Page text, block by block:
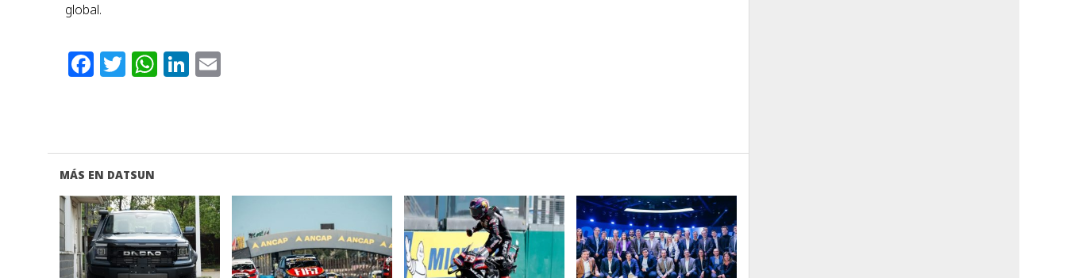
global.
Facebook
Twitter
WhatsApp
LinkedIn
MÁS EN DATSUN
VER NOTA VER NOTA VER NOTA VER NOTA